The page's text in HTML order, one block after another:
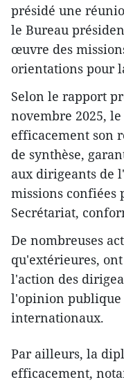
présidé une
le Bureau
œuvre des
orientations pour
Selon le rapport
novembre 2025,
efficacement son
de synthèse,
aux dirigeants de
missions confiées
Secrétariat,
De nombreuses
qu'extérieures,
l'action des
l'opinion publique
internationaux.
Par ailleurs, la
efficacement,